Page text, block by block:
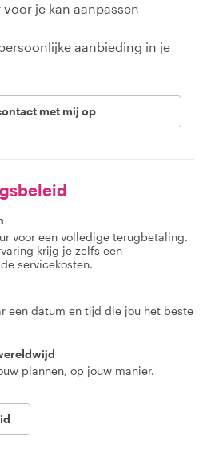
je kan aanpassen
aanbieding in je
met mij op
voor een volledige terugbetaling.
krijg je zelfs een
servicekosten.
een datum en tijd die jou het beste
plannen, op jouw manier.